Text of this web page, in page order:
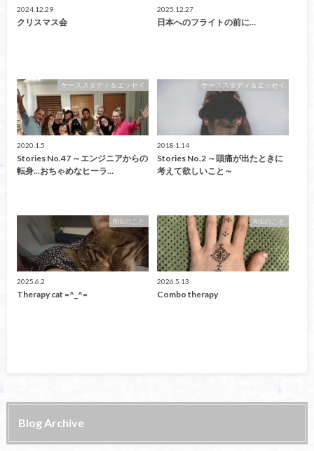
2024.12.29
クリスマス会
2025.12.27
日本へのフライトの前に…
ケーススタディ＆エッセイ
2020.1.5
Stories No.47 ～エンジニアからの
転身...おちゃめなヒーラ…
ケーススタディ＆エッセイ
2018.1.14
Stories No.2 ～頭痛が出たときに
考えて欲しいこと～
RIEのこと
2025.6.2
Therapy cat =^_^=
RIEのこと
2026.5.13
Combo therapy
Blog Archive